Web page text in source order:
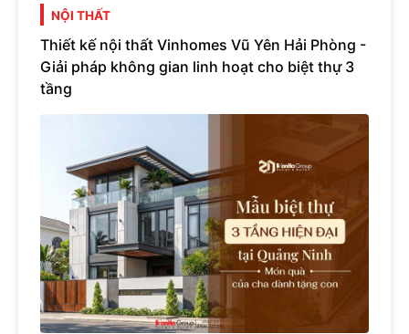
NỘI THẤT
Thiết kế nội thất Vinhomes Vũ Yên Hải Phòng -
Giải pháp không gian linh hoạt cho biệt thự 3
tầng